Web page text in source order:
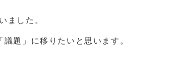
ました。
議題」に移りたいと思います。